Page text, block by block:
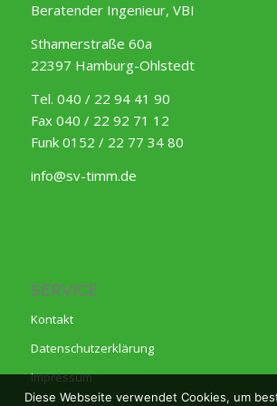
Beratender Ingenieur, VBI
Sthamerstraße 60a
22397 Hamburg-Ohlstedt
Tel. 040 / 22 94 41 90
Fax 040 / 22 92 71 12
Funk 0152 / 22 77 34 80
info@sv-timm.de
SERVICE
Kontakt
Datenschutzerklärung
Impressum
Diese Webseite verwendet Cookies, um